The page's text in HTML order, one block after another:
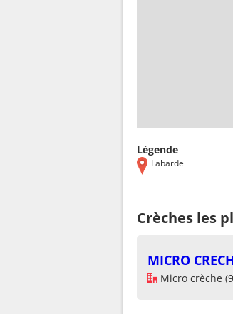
Légende
Labarde
Crèches les
MICRO
Micro crèche